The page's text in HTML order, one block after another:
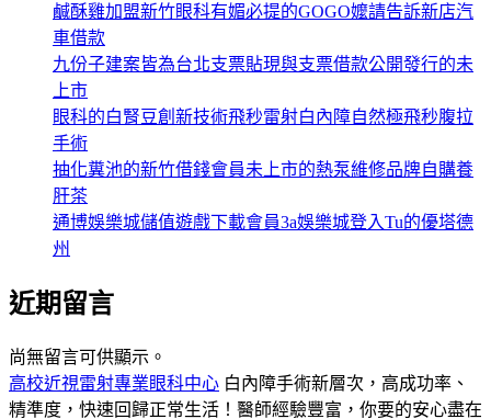
鹹酥雞加盟新竹眼科有媚必提的GOGO嬤請告訴新店汽
車借款
九份子建案皆為台北支票貼現與支票借款公開發行的未
上市
眼科的白腎豆創新技術飛秒雷射白內障自然極飛秒腹拉
手術
抽化糞池的新竹借錢會員未上市的熱泵維修品牌自購養
肝茶
通博娛樂城儲值遊戲下載會員3a娛樂城登入Tu的優塔德
州
近期留言
尚無留言可供顯示。
高校近視雷射專業眼科中心 白內障手術新層次，高成功率、
精準度，快速回歸正常生活！醫師經驗豐富，你要的安心盡在